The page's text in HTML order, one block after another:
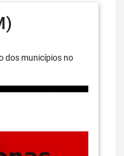
dos municípios no